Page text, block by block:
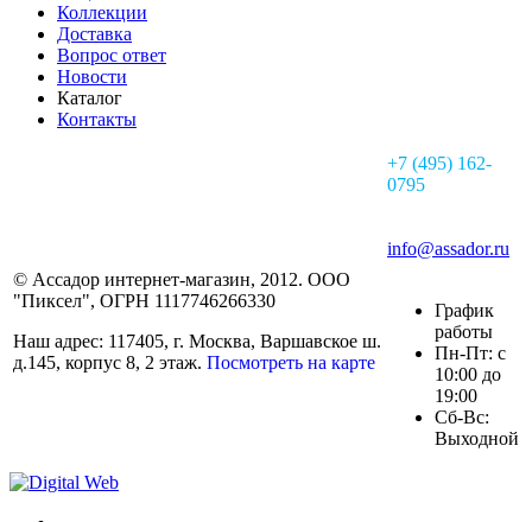
Коллекции
Доставка
Вопрос ответ
Новости
Каталог
Контакты
© Ассадор интернет-магазин, 2012. ООО
"Пиксел", ОГРН 1117746266330
Наш адрес: 117405, г. Москва, Варшавское ш.
д.145, корпус 8, 2 этаж. Посмотреть на карте
+7 (495) 162-
0795
info@assador.ru
График
работы
Пн-Пт: с
10:00 до
19:00
Сб-Вс:
Выходной